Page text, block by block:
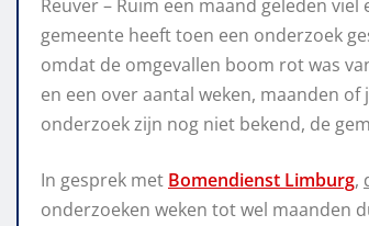
Reuver – Ruim een maand geleden
gemeente heeft toen een onderzoek
omdat de omgevallen boom rot was
en een over aantal weken, maanden
onderzoek zijn nog niet bekend, de
In gesprek met Bomendienst Limburg,
onderzoeken weken tot wel maanden